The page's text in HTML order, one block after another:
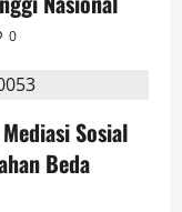
0
Sosial
Beda